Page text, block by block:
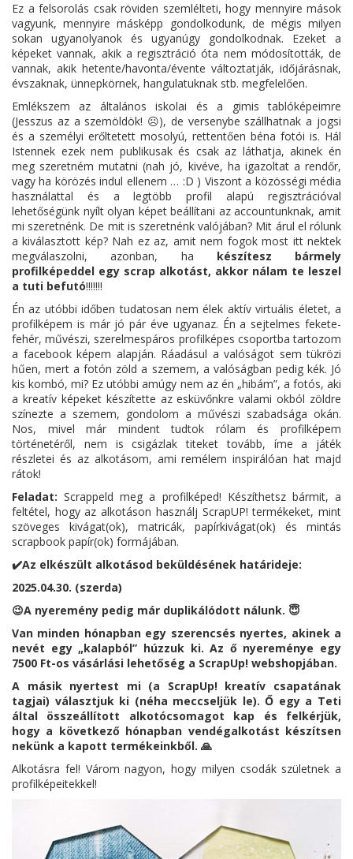
Ez a felsorolás csak röviden szemlélteti, hogy mennyire mások
vagyunk, mennyire másképp gondolkodunk, de mégis milyen
sokan ugyanolyanok és ugyanúgy gondolkodnak. Ezeket a
képeket vannak, akik a regisztráció óta nem módosították, de
vannak, akik hetente/havonta/évente változtatják, időjárásnak,
évszaknak, ünnepkörnek, hangulatuknak stb. megfelelően.
Emlékszem az általános iskolai és a gimis tablóképeimre
(Jesszus az a szemöldök! ☹), de versenybe szállhatnak a jogsi
és a személyi erőltetett mosolyú, rettentően béna fotói is. Hál
Istennek ezek nem publikusak és csak az láthatja, akinek én
meg szeretném mutatni (nah jó, kivéve, ha igazoltat a rendőr,
vagy ha körözés indul ellenem … :D ) Viszont a közösségi média
használattal és a legtöbb profil alapú regisztrációval
lehetőségünk nyílt olyan képet beállítani az accountunknak, amit
mi szeretnénk. De mit is szeretnénk valójában? Mit árul el rólunk
a kiválasztott kép? Nah ez az, amit nem fogok most itt nektek
megválaszolni, azonban, ha készítesz bármely
profilképeddel egy scrap alkotást, akkor nálam te leszel
a tuti befutó!!!!!!!
Én az utóbbi időben tudatosan nem élek aktív virtuális életet, a
profilképem is már jó pár éve ugyanaz. Én a sejtelmes fekete-
fehér, művészi, szerelmespáros profilképes csoportba tartozom
a facebook képem alapján. Ráadásul a valóságot sem tükrözi
hűen, mert a fotón zöld a szemem, a valóságban pedig kék. Jó
kis kombó, mi? Ez utóbbi amúgy nem az én „hibám”, a fotós, aki
a kreatív képeket készítette az esküvőnkre valami okból zöldre
színezte a szemem, gondolom a művészi szabadsága okán.
Nos, mivel már mindent tudtok rólam és profilképem
történetéről, nem is csigázlak titeket tovább, íme a játék
részletei és az alkotásom, ami remélem inspirálóan hat majd
rátok!
Feladat: Scrappeld meg a profilképed! Készíthetsz bármit, a
feltétel, hogy az alkotáson használj ScrapUP! termékeket, mint
szöveges kivágat(ok), matricák, papírkivágat(ok) és mintás
scrapbook papír(ok) formájában.
✔️Az elkészült alkotásod beküldésének határideje:
2025.04.30. (szerda)
😉A nyeremény pedig már duplikálódott nálunk. 😇
Van minden hónapban egy szerencsés nyertes, akinek a
nevét egy „kalapból” húzzuk ki. Az ő nyereménye egy
7500 Ft-os vásárlási lehetőség a ScrapUp! webshopjában.
A másik nyertest mi (a ScrapUp! kreatív csapatának
tagjai) választjuk ki (néha meccseljük le). Ő egy a Teti
által összeállított alkotócsomagot kap és felkérjük,
hogy a következő hónapban vendégalkotást készítsen
nekünk a kapott termékeinkből. 🙏
Alkotásra fel! Várom nagyon, hogy milyen csodák születnek a
profilképeitekkel!